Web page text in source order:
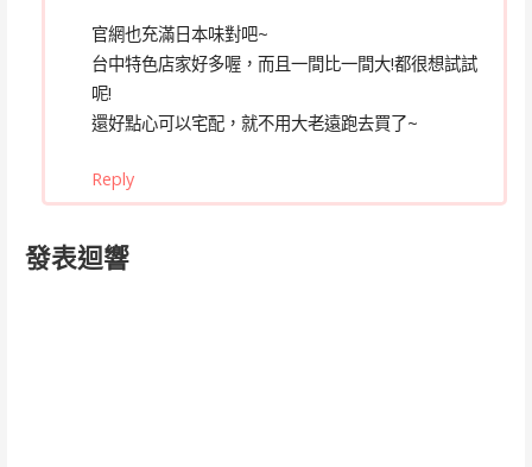
官網也充滿日本味對吧~
台中特色店家好多喔，而且一間比一間大!都很想試試
呢!
還好點心可以宅配，就不用大老遠跑去買了~
Reply
發表迴響